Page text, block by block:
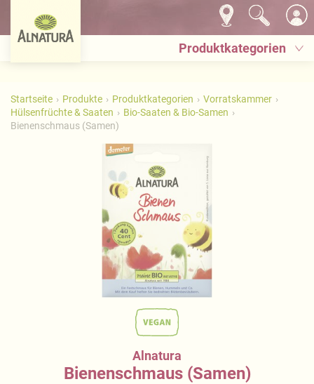
Produktkategorien
Startseite Produkte Produktkategorien
Vorratskammer
Hülsenfrüchte & Saaten
Bio-Saaten & Bio-Samen
Bienenschmaus (Samen)
Alnatura
Bienenschmaus (Samen)